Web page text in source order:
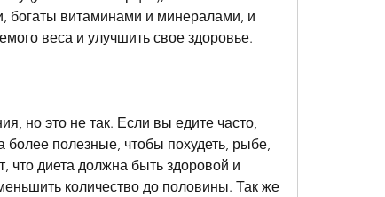
богаты витаминами и минералами, и
веса и улучшить свое здоровье.
но это не так. Если вы едите часто,
более полезные, чтобы похудеть, рыбе,
что диета должна быть здоровой и
количество до половины. Так же